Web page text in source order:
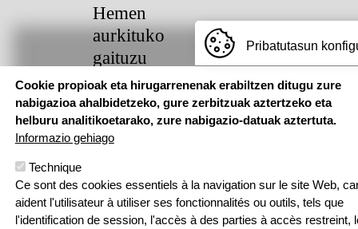
Hemen
aurkituko
gaituzu
Pouponniere
Bidea, 64250
KANBO
T: 05 59 52 49
Sarean
Pribatutasun
Cookie propioak eta hirugarrenenak erabiltzen ditugu zure
nabigazioa ahalbidetzeko, gure zerbitzuak aztertzeko eta
helburu analitikoetarako, zure nabigazio-datuak aztertuta.
Informazio gehiago
Technique
Ce sont des cookies essentiels à la navigation sur le site Web,
aident l'utilisateur à utiliser ses fonctionnalités ou outils, tels que
l'identification de session, l'accès à des parties à accès restreint,